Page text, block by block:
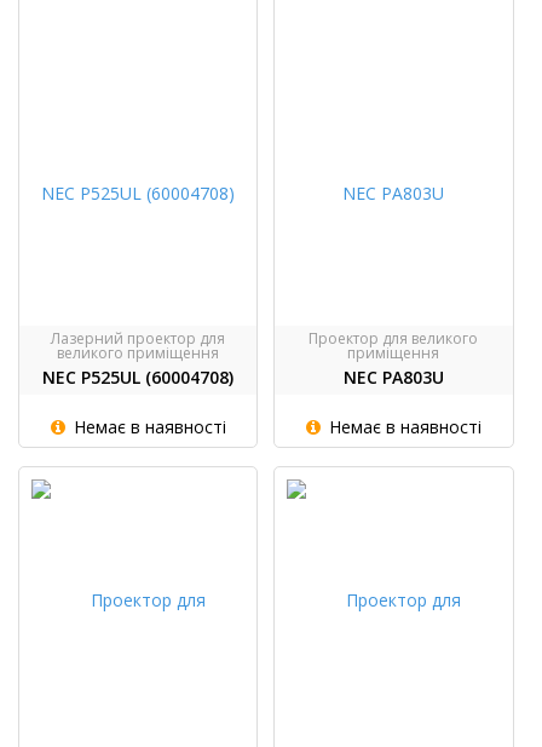
Лазерний проектор для
великого приміщення
NEC P525UL (60004708)
Немає в наявності
Проектор для великого
приміщення
NEC PA803U
Немає в наявності